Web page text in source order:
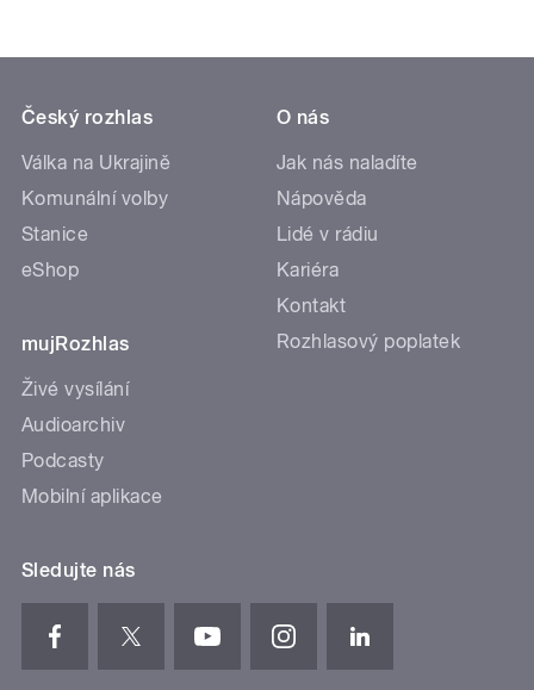
Český rozhlas
Válka na Ukrajině
Komunální volby
Stanice
eShop
mujRozhlas
Živé vysílání
Audioarchiv
Podcasty
Mobilní aplikace
O nás
Jak nás naladíte
Nápověda
Lidé v rádiu
Kariéra
Kontakt
Rozhlasový poplatek
Sledujte nás